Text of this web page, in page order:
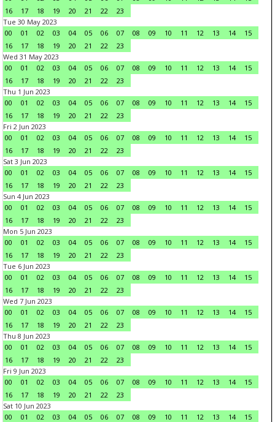
16
17 18 19 20 21 22
23
Tue 30 May 2023
00
01 02 03 04 05 06 07 08 09 10 11 12 13 14
15
16
17 18 19 20 21 22
23
Wed 31 May 2023
00
01 02 03 04 05 06 07 08 09 10 11 12 13 14
15
16
17 18 19 20 21 22
23
Thu 1 Jun 2023
00
01 02 03 04 05 06 07 08 09 10 11 12 13 14
15
16
17 18 19 20 21 22
23
Fri 2 Jun 2023
00
01 02 03 04 05 06 07 08 09 10 11 12 13 14
15
16
17 18 19 20 21 22
23
Sat 3 Jun 2023
00
01 02 03 04 05 06 07 08 09 10 11 12 13 14
15
16
17 18 19 20 21 22
23
Sun 4 Jun 2023
00
01 02 03 04 05 06 07 08 09 10 11 12 13 14
15
16
17 18 19 20 21 22
23
Mon 5 Jun 2023
00
01 02 03 04 05 06 07 08 09 10 11 12 13 14
15
16
17 18 19 20 21 22
23
Tue 6 Jun 2023
00
01 02 03 04 05 06 07 08 09 10 11 12 13 14
15
16
17 18 19 20 21 22
23
Wed 7 Jun 2023
00
01 02 03 04 05 06 07 08 09 10 11 12 13 14
15
16
17 18 19 20 21 22
23
Thu 8 Jun 2023
00
01 02 03 04 05 06 07 08 09 10 11 12 13 14
15
16
17 18 19 20 21 22
23
Fri 9 Jun 2023
00
01 02 03 04 05 06 07 08 09 10 11 12 13 14
15
16
17 18 19 20 21 22
23
Sat 10 Jun 2023
00
01 02 03 04 05 06 07 08 09 10 11 12 13 14
15